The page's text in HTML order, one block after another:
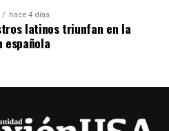
hace 4 días
latinos triunfan en la
española